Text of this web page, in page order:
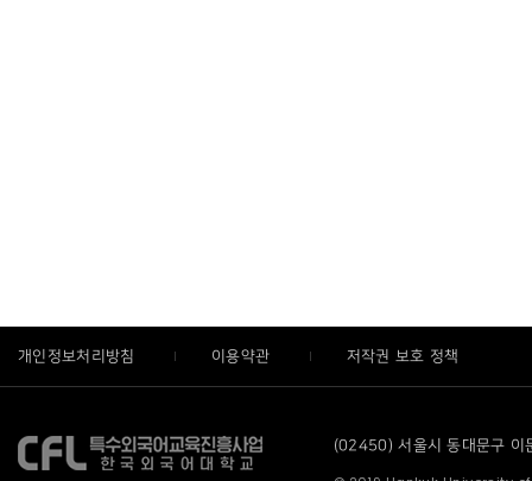
개인정보처리방침 이용약관 저작권 보호 정책
(02450) 서울시 동대문구